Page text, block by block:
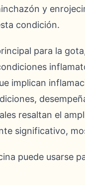
y
condición.
para la
implican
resaltan el
significativo,
puede usarse